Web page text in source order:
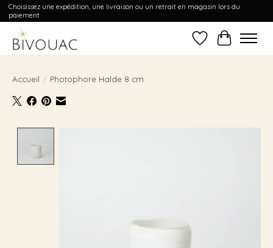
Choisissez une expédition, une livraison ou un retrait en magasin lors du
paiement
Liste dePanier
Accueil / Photophore Halde 8 cm